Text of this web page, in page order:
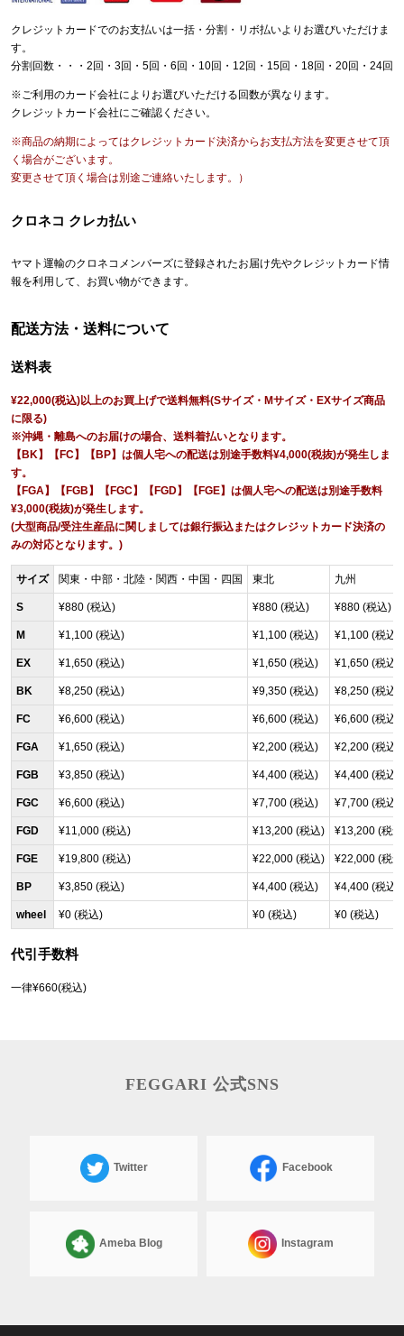
クレジットカードでのお支払いは一括・分割・リボ払いよりお選びいただけま
す。
分割回数・・・2回・3回・5回・6回・10回・12回・15回・18回・20回・24回
※ご利用のカード会社によりお選びいただける回数が異なります。
クレジットカード会社にご確認ください。
※商品の納期によってはクレジットカード決済からお支払方法を変更させて頂
く場合がございます。
変更させて頂く場合は別途ご連絡いたします。）
クロネコ クレカ払い
ヤマト運輸のクロネコメンバーズに登録されたお届け先やクレジットカード情
報を利用して、お買い物ができます。
配送方法・送料について
送料表
¥22,000(税込)以上のお買上げで送料無料(Sサイズ・Mサイズ・EXサイズ商品
に限る)
※沖縄・離島へのお届けの場合、送料着払いとなります。
【BK】【FC】【BP】は個人宅への配送は別途手数料¥4,000(税抜)が発生しま
す。
【FGA】【FGB】【FGC】【FGD】【FGE】は個人宅への配送は別途手数料
¥3,000(税抜)が発生します。
(大型商品/受注生産品に関しましては銀行振込またはクレジットカード決済の
みの対応となります。)
サイズ 関東・中部・北陸・関西・中国・四国 東北 九州
S ¥880 (税込) ¥880 (税込) ¥880 (税込)
M ¥1,100 (税込) ¥1,100 (税込) ¥1,100 (税込)
EX ¥1,650 (税込) ¥1,650 (税込) ¥1,650 (税込)
BK ¥8,250 (税込) ¥9,350 (税込) ¥8,250 (税込)
FC ¥6,600 (税込) ¥6,600 (税込) ¥6,600 (税込)
FGA ¥1,650 (税込) ¥2,200 (税込) ¥2,200 (税込)
FGB ¥3,850 (税込) ¥4,400 (税込) ¥4,400 (税込)
FGC ¥6,600 (税込) ¥7,700 (税込) ¥7,700 (税込)
FGD ¥11,000 (税込) ¥13,200 (税込) ¥13,200 (税
FGE ¥19,800 (税込) ¥22,000 (税込) ¥22,000 (税
BP ¥3,850 (税込) ¥4,400 (税込) ¥4,400 (税込)
wheel ¥0 (税込) ¥0 (税込) ¥0 (税込)
代引手数料
一律¥660(税込)
FEGGARI 公式SNS
Twitter Facebook
Ameba Blog Instagram